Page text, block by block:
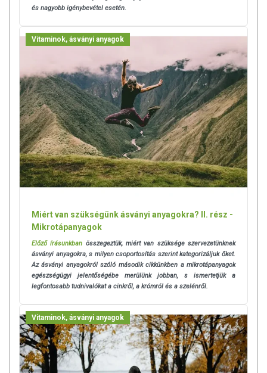
Selenorg alkalmazása javasolt:
- immunrendszer védelmére
- szabadgyökök ellen
- pajzsmirigy hormonok normális működéséhez
- normál spermaképződéshez
Tárolás: Száraz, hűvös helyen tartandó!
Minőségét megőrzi: a csomagoláson / terméken jelezett
időppontig.
Forgalmazó: PHARMAX Kft.
és nagyobb igénybevétel esetén.
Vitaminok, ásványi anyagok
Miért van szükségünk ásványi anyagokra? II. rész -
Mikrotápanyagok
Előző írásunkban összegeztük, miért van szüksége szervezetünknek
ásványi anyagokra, s milyen csoportosítás szerint kategorizáljuk őket.
Az ásványi anyagokról szóló második cikkünkben a mikrotápanyagok
egészségügyi jelentőségébe merülünk jobban, s ismertetjük a
legfontosabb tudnivalókat a cinkről, a krómról és a szelénről.
Vitaminok, ásványi anyagok